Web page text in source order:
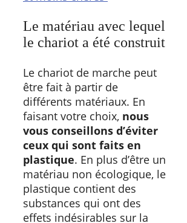
Le matériau avec lequel
le chariot a été construit
Le chariot de marche peut
être fait à partir de
différents matériaux. En
faisant votre choix, nous
vous conseillons d’éviter
ceux qui sont faits en
plastique. En plus d’être un
matériau non écologique, le
plastique contient des
substances qui ont des
effets indésirables sur la